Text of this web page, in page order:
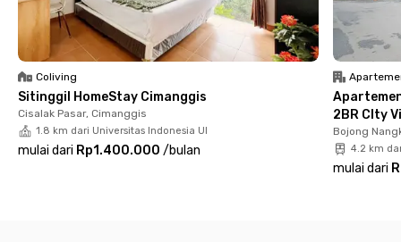
Sentosa Kostel Depok menyediakan kamar nyaman dengan
kamar mandi dalam dan TV. Di dalamnya sudah dilengkapi
pantry dan area komunal sendiri. Bagi yang membawa
kendaraan pribadi juga tersedia area parkir. Lengkap banget,
kan, fasilitasnya? Yuk, booking kamarmu di kost Depok campur
ini!
Cari kost lain di Depok.
Coliving
Sitinggil HomeStay Cimanggis
Cisalak Pasar, Cimanggis
1.8 km dari Universitas Indonesia UI
mulai dari Rp1.400.000 /bulan
2BR CIty
Bojong
4.2 km
mulai dari